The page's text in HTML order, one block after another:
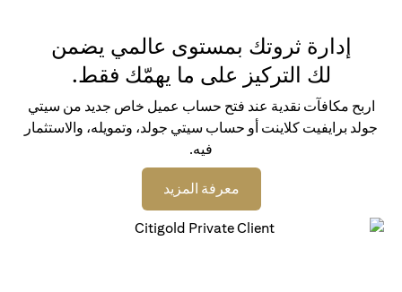
إدارة ثروتك بمستوى عالمي يضمن
لك التركيز على ما يهمّك فقط.
اربح مكافآت نقدية عند فتح حساب عميل خاص جديد من سيتي
جولد برايفيت كلاينت أو حساب سيتي جولد، وتمويله، والاستثمار
فيه.
معرفة المزيد